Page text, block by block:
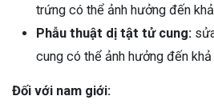
trứng có thể ảnh hưởng đến
Phẫu thuật dị tật tử cung:
cung có thể ảnh hưởng đến khả
Đối với nam giới: